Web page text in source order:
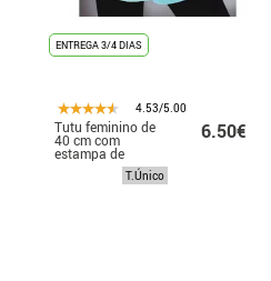
ENTREGA 3/4 DIAS
4.53/5.00
Tutu feminino de
40 cm com
estampa de
leopardo
multicolorida
6.50€
T.Único